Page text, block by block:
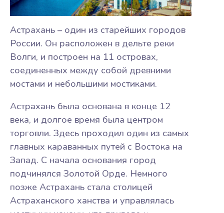
Астрахань – один из старейших городов
России. Он расположен в дельте реки
Волги, и построен на 11 островах,
соединенных между собой древними
мостами и небольшими мостиками.
Астрахань была основана в конце 12
века, и долгое время была центром
торговли. Здесь проходил один из самых
главных караванных путей с Востока на
Запад. С начала основания город
подчинялся Золотой Орде. Немного
позже Астрахань стала столицей
Астраханского ханства и управлялась